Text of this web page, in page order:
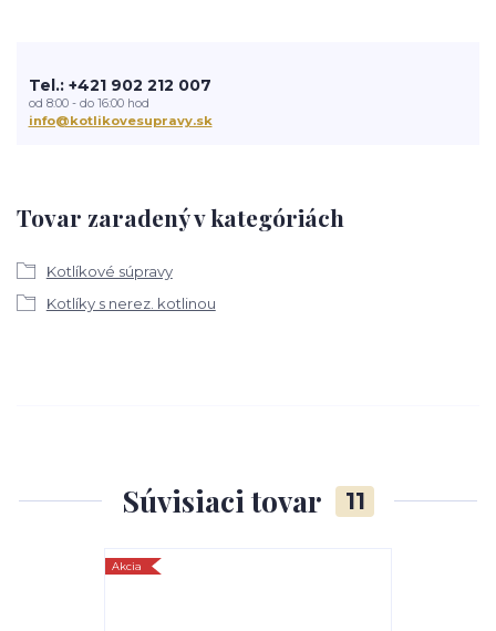
Tovar zaradený v kategóriách
Kotlíkové súpravy
Kotlíky s nerez. kotlinou
Tel.: +421 902 212 007
od 8:00 - do 16:00 hod
info@kotlikovesupravy.sk
Súvisiaci tovar 11
Akcia